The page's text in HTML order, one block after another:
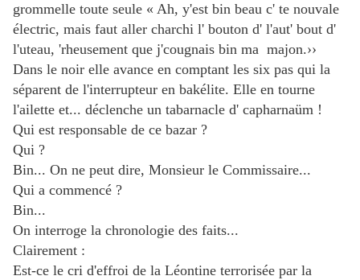
grommelle toute seule « Ah, y'est bin beau c' te nouvale
électric, mais faut aller charchi l' bouton d' l'aut' bout d'
l'uteau, 'rheusement que j'cougnais bin ma majon.››
Dans le noir elle avance en comptant les six pas qui la
séparent de l'interrupteur en bakélite. Elle en tourne
l'ailette et... déclenche un tabarnacle d' capharnaüm !
Qui est responsable de ce bazar ?
Qui ?
Bin... On ne peut dire, Monsieur le Commissaire...
Qui a commencé ?
Bin...
On interroge la chronologie des faits...
Clairement :
Est-ce le cri d'effroi de la Léontine terrorisée par la